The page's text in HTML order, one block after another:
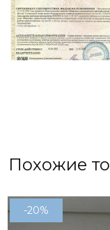
Похожие
-20%